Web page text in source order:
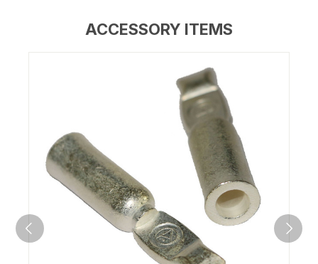
ACCESSORY ITEMS